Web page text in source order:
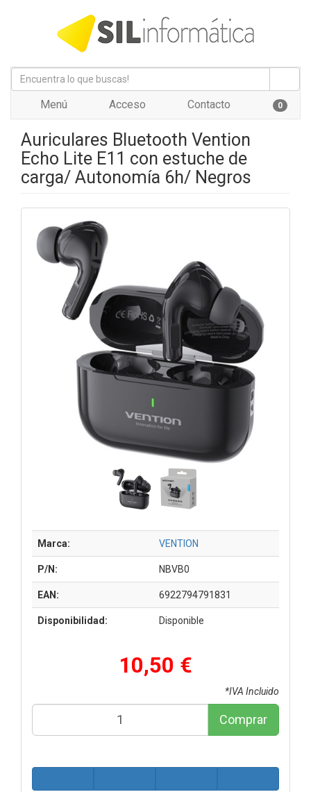
Menú Acceso Contacto 0
Auriculares Bluetooth Vention
Echo Lite E11 con estuche de
carga/ Autonomía 6h/ Negros
Marca: VENTION
P/N: NBVB0
EAN: 6922794791831
Disponibilidad: Disponible
10,50 €
*IVA Incluido
Comprar